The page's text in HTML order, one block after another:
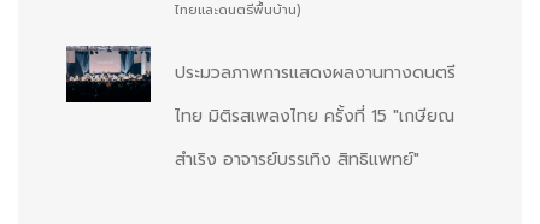
ไทยและดนตรีพื้นบ้าน)
ประมวลภาพการแสดงผลงานทางดนตรี
ไทย มิติรสเพลงไทย ครั้งที่ 15 "เกษียณ
สำเริง อาจารย์บรรเทิง สิทธิแพทย์"